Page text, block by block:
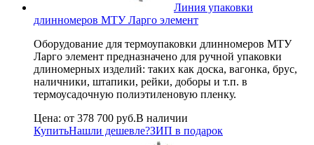
Линия упаковки
длинномеров МТУ Ларго элемент
Оборудование для термоупаковки длинномеров МТУ
Ларго элемент предназначено для ручной упаковки
длиномерных изделий: таких как доска, вагонка, брус,
наличники, штапики, рейки, доборы и т.п. в
термоусадочную полиэтиленовую пленку.
Цена: от 378 700 руб.В наличии
КупитьНашли дешевле?ЗИП в подарок